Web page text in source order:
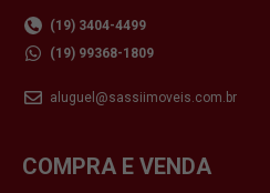
(19) 3404-4499
(19) 99368-1809
aluguel@sassiimoveis.com.br
COMPRA E VENDA